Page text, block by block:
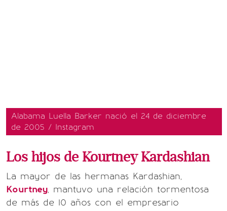
Alabama Luella Barker nació el 24 de diciembre
de 2005 / Instagram
Los hijos de Kourtney Kardashian
La mayor de las hermanas Kardashian,
Kourtney, mantuvo una relación tormentosa
de más de 10 años con el empresario